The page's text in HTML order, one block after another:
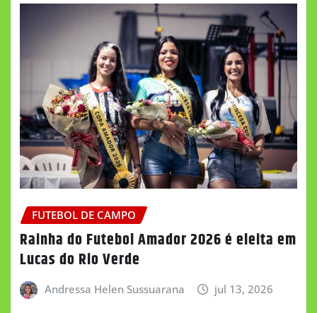
FUTEBOL DE CAMPO
Rainha do Futebol Amador 2026 é eleita em
Lucas do Rio Verde
Andressa Helen Sussuarana jul 13, 2026